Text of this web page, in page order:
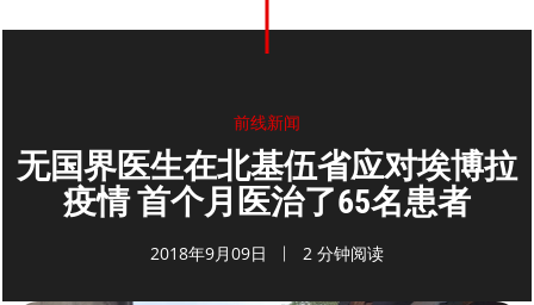
前线新闻
无国界医生在北基伍省应对埃博拉
疫情 首个月医治了65名患者
2018年9月09日 2 分钟阅读